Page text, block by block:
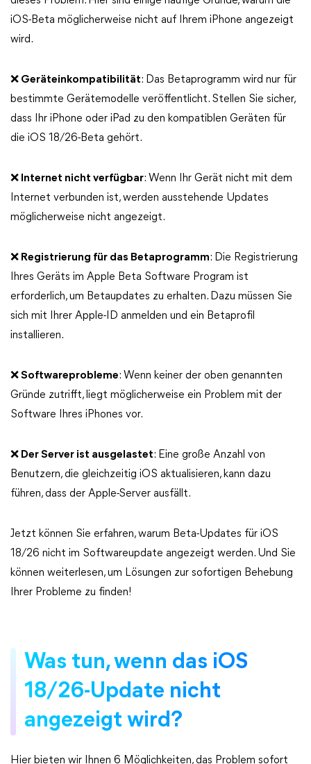
iOS-Beta möglicherweise nicht auf Ihrem iPhone angezeigt
wird.
❌ Geräteinkompatibilität: Das Betaprogramm wird nur für
bestimmte Gerätemodelle veröffentlicht. Stellen Sie sicher,
dass Ihr iPhone oder iPad zu den kompatiblen Geräten für
die iOS 18/26-Beta gehört.
❌ Internet nicht verfügbar: Wenn Ihr Gerät nicht mit dem
Internet verbunden ist, werden ausstehende Updates
möglicherweise nicht angezeigt.
❌ Registrierung für das Betaprogramm: Die Registrierung
Ihres Geräts im Apple Beta Software Program ist
erforderlich, um Betaupdates zu erhalten. Dazu müssen Sie
sich mit Ihrer Apple-ID anmelden und ein Betaprofil
installieren.
❌ Softwareprobleme: Wenn keiner der oben genannten
Gründe zutrifft, liegt möglicherweise ein Problem mit der
Software Ihres iPhones vor.
❌ Der Server ist ausgelastet: Eine große Anzahl von
Benutzern, die gleichzeitig iOS aktualisieren, kann dazu
führen, dass der Apple-Server ausfällt.
Jetzt können Sie erfahren, warum Beta-Updates für iOS
18/26 nicht im Softwareupdate angezeigt werden. Und Sie
können weiterlesen, um Lösungen zur sofortigen Behebung
Ihrer Probleme zu finden!
Was tun, wenn das iOS
18/26-Update nicht
angezeigt wird?
Hier bieten wir Ihnen 6 Möglichkeiten, das Problem sofort